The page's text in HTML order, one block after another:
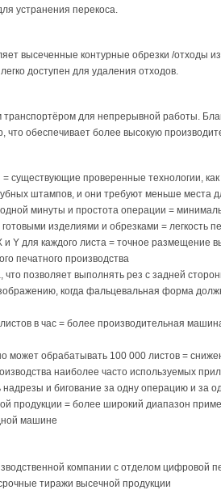
устранения перекоса.
высеченные контурные обрезки /отходы
доступен для удаления отходов.
для непрерывной работы.
что обеспечивает более высокую
существующие проверенные технологии, как
штампов, и они требуют меньше места
минуты и простота операции =
изделиями и обрезками = легкость
и Y для каждого листа = точное
печатного производства
что позволяет выполнять рез с задней
когда фальцевальная форма
в час = более производительная
может обрабатывать 100 000 листов =
наиболее часто используемых
и бигование за одну операцию и за
продукции = более широкий диапазон
машине
компании с отделом цифровой
тиражи высечной продукции